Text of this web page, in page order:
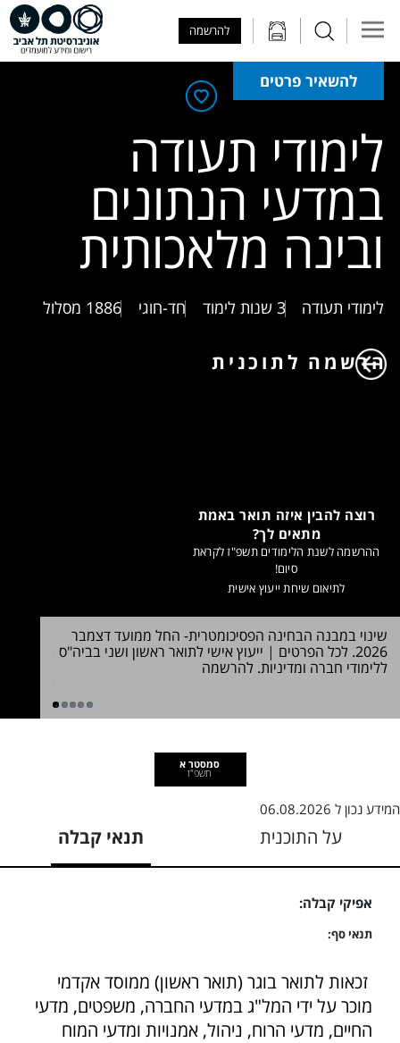
להרשמה
להשאיר פרטים
לימודי תעודה
במדעי הנתונים
ובינה מלאכותית
לימודי תעודה 3 שנות לימוד חד-חוגי 1886 מסלול
הרשמה לתוכנית
במדעי
לדעת
שינוי במבנה הבחינה הפסיכומטרית- החל ממועד דצמבר
2026. לכל הפרטים | ייעוץ אישי לתואר ראשון ושני בביה"ס
ללימודי חברה ומדיניות. להרשמה
1 2 3 4 5
רוצה להבין איזה תואר באמת
מתאים לך?
ההרשמה לשנת הלימודים תשפ"ז לקראת
סיום!
לתיאום שיחת ייעוץ אישית
סמסטר א
תשפ"ז
המידע נכון ל 06.08.2026
על התוכנית תנאי קבלה
אפיקי קבלה:
תנאי סף:
זכאות לתואר בוגר (תואר ראשון) ממוסד אקדמי
מוכר על ידי המל"ג במדעי החברה, משפטים, מדעי
החיים, מדעי הרוח, ניהול, אמנויות ומדעי המוח